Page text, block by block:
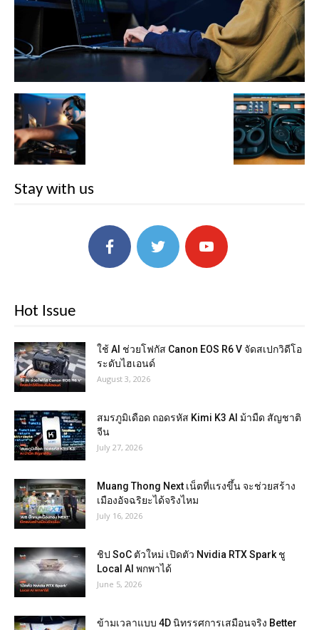
Stay with us
Hot Issue
ใช้ AI ช่วยโฟกัส Canon EOS R6 V จัดสเปกวิดีโอ
ระดับไฮเอนด์
August 3, 2026
สมรภูมิเดือด ถอดรหัส Kimi K3 AI ม้ามืด สัญชาติ
จีน
July 27, 2026
Muang Thong Next เน็ตที่แรงขึ้น จะช่วยสร้าง
เมืองอัจฉริยะได้จริงไหม
July 16, 2026
ชิป SoC ตัวใหม่ เปิดตัว Nvidia RTX Spark ชู
Local AI พกพาได้
June 5, 2026
ข้ามเวลาแบบ 4D นิทรรศการเสมือนจริง Better